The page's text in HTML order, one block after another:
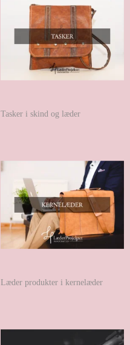
Tasker i skind og læder
Læder produkter i kernelæder